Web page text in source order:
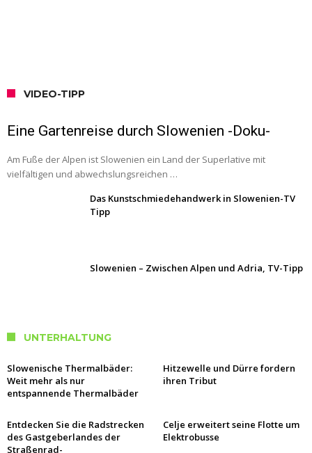
VIDEO-TIPP
Eine Gartenreise durch Slowenien -Doku-
Am Fuße der Alpen ist Slowenien ein Land der Superlative mit
vielfältigen und abwechslungsreichen …
Das Kunstschmiedehandwerk in Slowenien-TV
Tipp
Slowenien – Zwischen Alpen und Adria, TV-Tipp
UNTERHALTUNG
Slowenische Thermalbäder:
Weit mehr als nur
entspannende Thermalbäder
Hitzewelle und Dürre fordern
ihren Tribut
Entdecken Sie die Radstrecken
des Gastgeberlandes der
Straßenrad-
Celje erweitert seine Flotte um
Elektrobusse